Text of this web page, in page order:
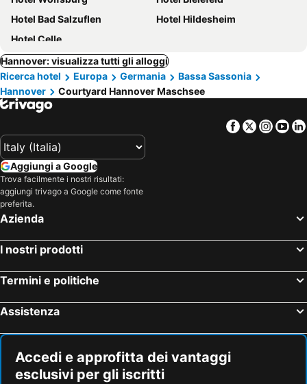
Hotel Bad Salzuflen
Hotel Hildesheim
Hotel Celle
Hannover: visualizza tutti gli alloggi
Ricerca hotel
Europa Germania
Bassa Sassonia
Hannover
Courtyard Hannover Maschsee
Facebook
Twitter
Aggiungi a Google
Trova facilmente i nostri risultati:
aggiungi trivago a Google come fonte
preferita.
Azienda
I nostri prodotti
Termini e politiche
Assistenza
Accedi e approfitta dei vantaggi
esclusivi per gli iscritti